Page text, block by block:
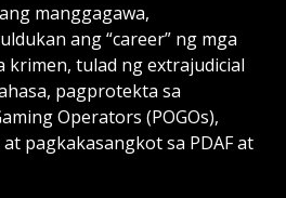
manggagawa,
ang “career” ng mga
tulad ng extrajudicial
pagprotekta sa
Operators (POGOs),
pagkakasangkot sa PDAF at